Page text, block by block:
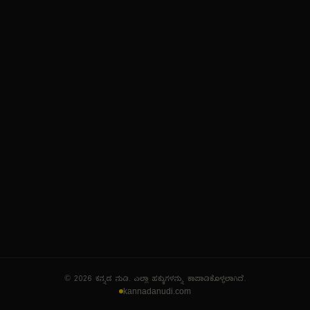
© 2026 ಕನ್ನಡ ನುಡಿ. ಎಲ್ಲಾ ಹಕ್ಕುಗಳನ್ನು ಕಾಪಾಡಿಕೊಳ್ಳಲಾಗಿದೆ.
kannadanudi.com